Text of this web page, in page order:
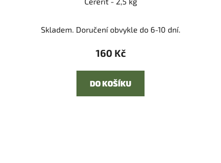
Skladem. Doručení obvykle do 6-10 dní.
160 Kč
DO KOŠÍKU